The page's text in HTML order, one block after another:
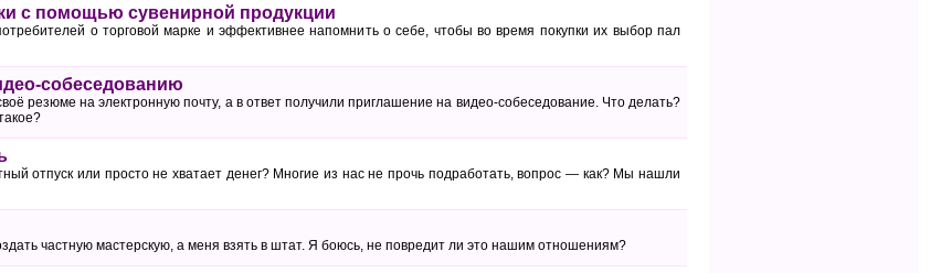
с помощью сувенирной продукции
о торговой марке и эффективнее напомнить о себе, чтобы во время покупки их выбор пал
собеседованию
резюме на электронную почту, а в ответ получили приглашение на видео-собеседование. Что делать?
отпуск или просто не хватает денег? Многие из нас не прочь подработать, вопрос — как? Мы нашли
частную мастерскую, а меня взять в штат. Я боюсь, не повредит ли это нашим отношениям?